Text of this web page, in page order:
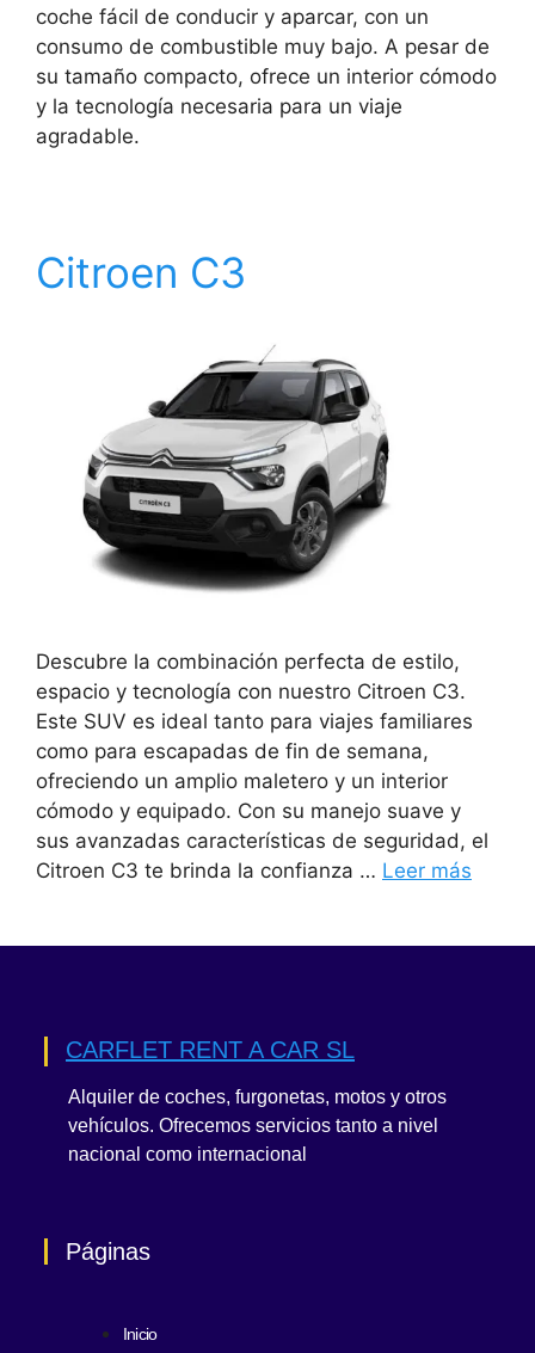
coche fácil de conducir y aparcar, con un
consumo de combustible muy bajo. A pesar de
su tamaño compacto, ofrece un interior cómodo
y la tecnología necesaria para un viaje
agradable.
Citroen C3
Descubre la combinación perfecta de estilo,
espacio y tecnología con nuestro Citroen C3.
Este SUV es ideal tanto para viajes familiares
como para escapadas de fin de semana,
ofreciendo un amplio maletero y un interior
cómodo y equipado. Con su manejo suave y
sus avanzadas características de seguridad, el
Citroen C3 te brinda la confianza … Leer más
CARFLET RENT A CAR SL
Alquiler de coches, furgonetas, motos y otros
vehículos. Ofrecemos servicios tanto a nivel
nacional como internacional
Páginas
Inicio